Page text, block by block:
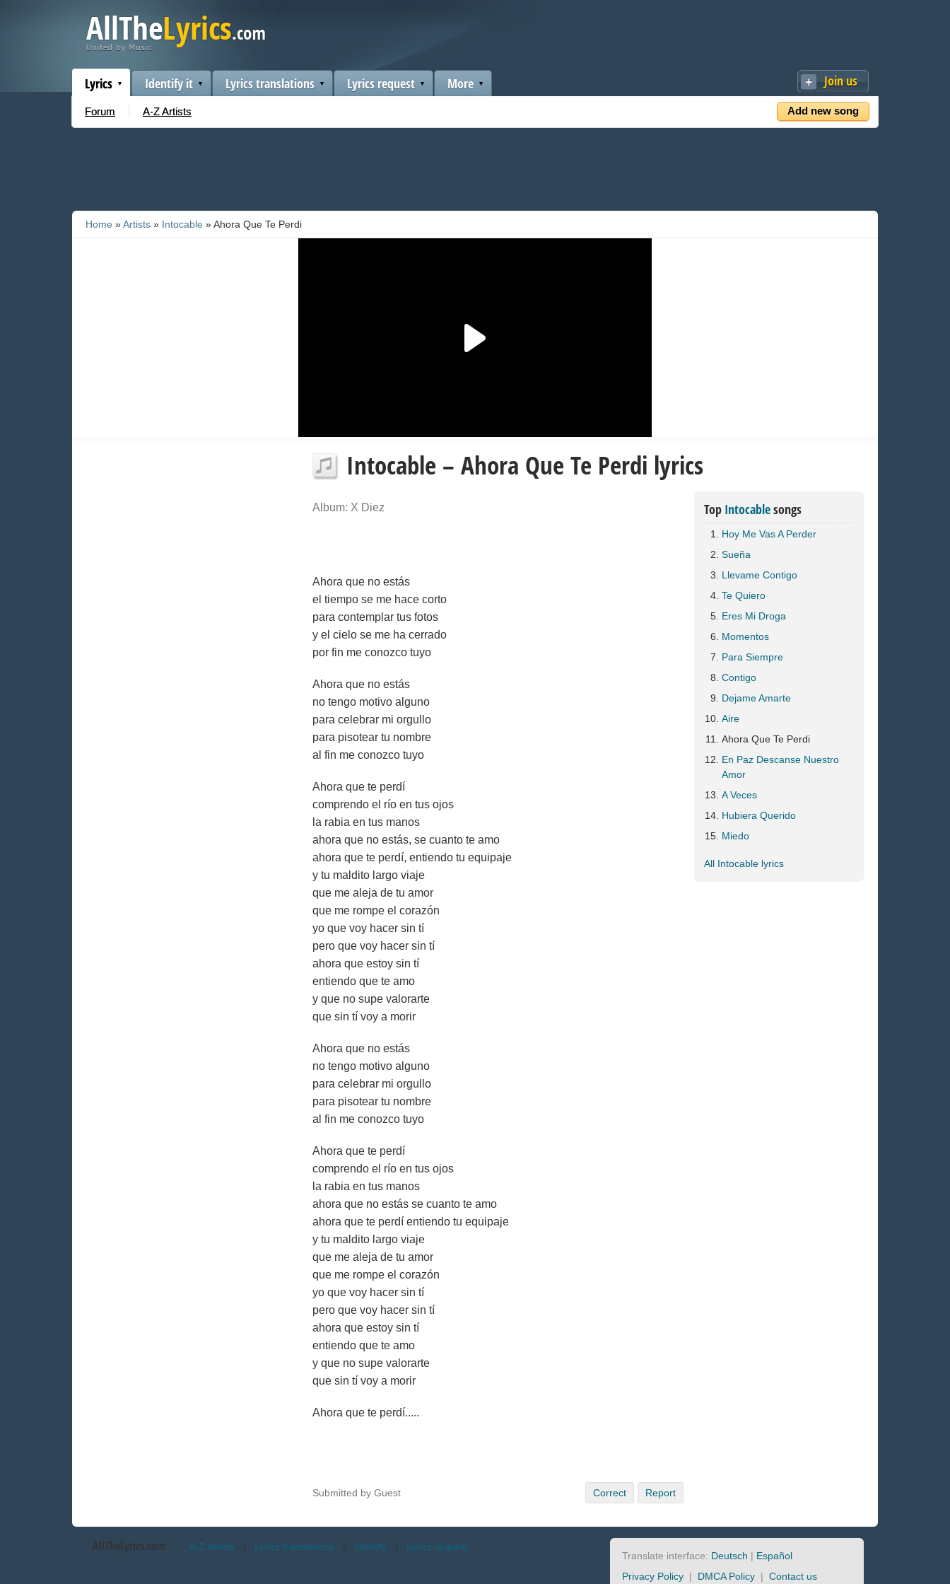
Join us
Add new song
Lyrics
Forum A-Z Artists
Identify it Lyrics translations Lyrics request More
Home »Artists » Intocable » Ahora Que Te Perdi
Intocable – Ahora Que Te Perdi lyrics
Album: X Diez
Ahora que no estás
el tiempo se me hace corto
para contemplar tus fotos
y el cielo se me ha cerrado
por fin me conozco tuyo
Ahora que no estás
no tengo motivo alguno
para celebrar mi orgullo
para pisotear tu nombre
al fin me conozco tuyo
Ahora que te perdí
comprendo el río en tus ojos
la rabia en tus manos
ahora que no estás, se cuanto te amo
ahora que te perdí, entiendo tu equipaje
y tu maldito largo viaje
que me aleja de tu amor
que me rompe el corazón
yo que voy hacer sin tí
pero que voy hacer sin tí
ahora que estoy sin tí
entiendo que te amo
y que no supe valorarte
que sin tí voy a morir
Ahora que no estás
no tengo motivo alguno
para celebrar mi orgullo
para pisotear tu nombre
al fin me conozco tuyo
Ahora que te perdí
comprendo el río en tus ojos
la rabia en tus manos
ahora que no estás se cuanto te amo
ahora que te perdí entiendo tu equipaje
y tu maldito largo viaje
que me aleja de tu amor
que me rompe el corazón
yo que voy hacer sin tí
pero que voy hacer sin tí
ahora que estoy sin tí
entiendo que te amo
y que no supe valorarte
que sin tí voy a morir
Ahora que te perdí.....
Submitted by Guest Correct Report
Top Intocablesongs
Hoy Me Vas A Perder
Sueña
Llevame Contigo
Te Quiero
Eres Mi Droga
Momentos
Para Siempre
Contigo
Dejame Amarte
Aire
Ahora Que Te Perdi
En Paz Descanse Nuestro
Amor
A Veces
Hubiera Querido
Miedo
All Intocable lyrics
AllTheLyrics.com A-Z Artists | Lyrics translations | Identify | Lyrics request
Translate interface: Deutsch | Español
Privacy Policy | DMCA Policy | Contact us